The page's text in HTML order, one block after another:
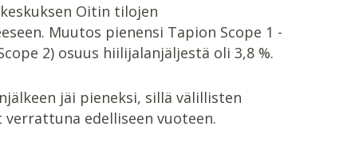
Oitin tilojen
Muutos pienensi Tapion Scope 1 -
2) osuus hiilijalanjäljestä oli 3,8 %.
jäi pieneksi, sillä välillisten
edelliseen vuoteen.